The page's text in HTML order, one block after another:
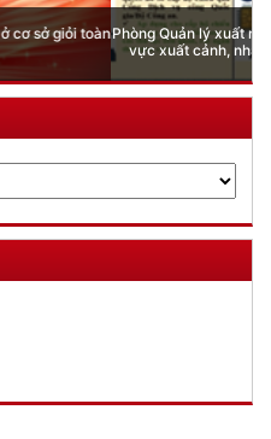
dẫn những quy định mới trong lĩnh
dân việt nam từ ngày 01/7/2026